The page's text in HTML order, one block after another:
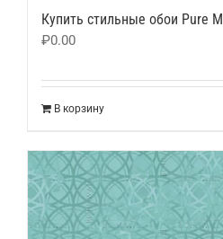
Купить стильные обои Pure
₽0.00
В корзину